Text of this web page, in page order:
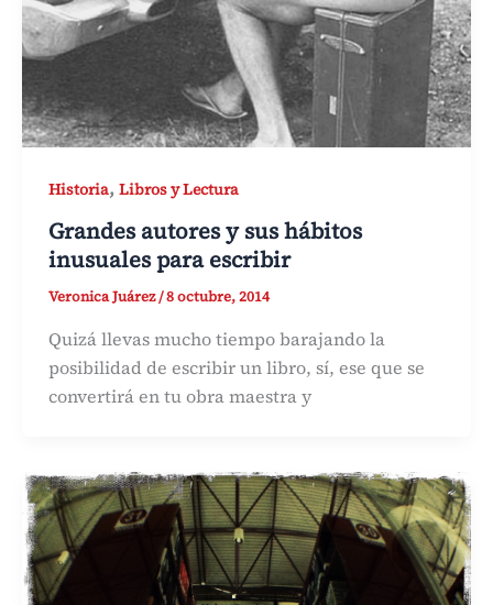
Historia, Libros y Lectura
Grandes autores y sus hábitos
inusuales para escribir
Veronica Juárez/8 octubre, 2014
Quizá llevas mucho tiempo barajando la
posibilidad de escribir un libro, sí, ese que se
convertirá en tu obra maestra y